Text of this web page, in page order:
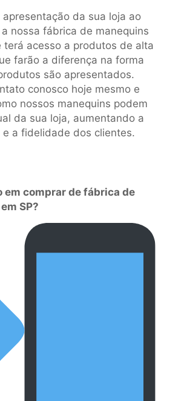
apresentação da sua loja ao
nossa fábrica de manequins
terá acesso a produtos de alta
farão a diferença na forma
são apresentados.
conosco hoje mesmo e
nossos manequins podem
da sua loja, aumentando a
a fidelidade dos clientes.
em comprar de fábrica de
SP?